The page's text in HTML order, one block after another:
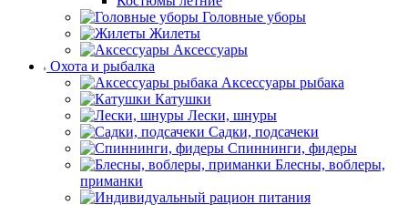
Головные уборы
Жилеты
Аксессуары
Охота и рыбалка
Аксессуары рыбака
Катушки
Лески, шнуры
Садки, подсачеки
Спиннинги, фидеры
Блесны, воблеры,
приманки